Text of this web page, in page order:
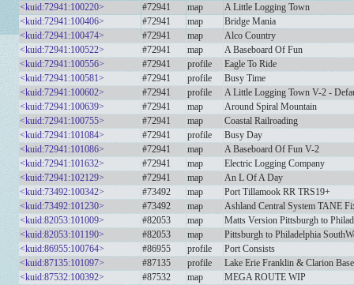
<kuid:72941:100220>
#72941 map
A Little Logging Town
<kuid:72941:100406>
#72941 map
Bridge Mania
<kuid:72941:100474>
#72941 map
Alco Country
<kuid:72941:100522>
#72941 map
A Baseboard Of Fun
<kuid:72941:100556>
#72941 profile
Eagle To Ride
<kuid:72941:100581>
#72941 profile
Busy Time
<kuid:72941:100602>
#72941 profile
A Little Logging Town V-2 -
<kuid:72941:100639>
#72941 map
Around Spiral Mountain
<kuid:72941:100755>
#72941 map
Coastal Railroading
<kuid:72941:101084>
#72941 profile
Busy Day
<kuid:72941:101086>
#72941 map
A Baseboard Of Fun V-2
<kuid:72941:101632>
#72941 map
Electric Logging Company
<kuid:72941:102129>
#72941 map
An L Of A Day
<kuid:73492:100342>
#73492 map
Port Tillamook RR TRS19+
<kuid:73492:101230>
#73492 map
Ashland Central System TANE
<kuid:82053:101009>
#82053 map
Matts Version Pittsburgh to
<kuid:82053:101190>
#82053 map
Pittsburgh to Philadelphia
<kuid:86955:100764>
#86955 profile
Port Consists
<kuid:87135:101097>
#87135 profile
Lake Erie Franklin & Clarion
<kuid:87532:100392>
#87532 map
MEGA ROUTE WIP